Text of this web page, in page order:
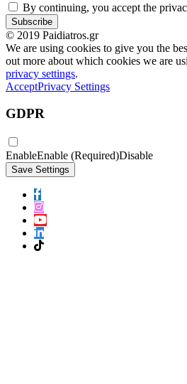
By continuing, you accept the
© 2019 Paidiatros.gr
We are using cookies to give you the
out more about which cookies we are
privacy settings.
AcceptPrivacy Settings
GDPR
EnableEnable (Required)Disable